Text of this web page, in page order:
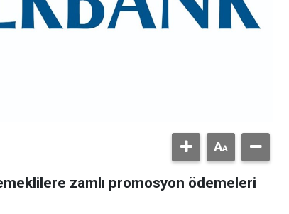
zamlı promosyon ödemeleri